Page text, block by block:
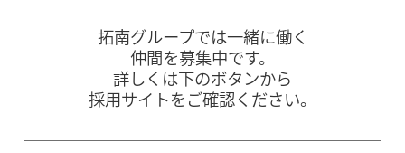
拓南グループでは一緒に働く
仲間を募集中です。
詳しくは下のボタンから
採用サイトをご確認ください。